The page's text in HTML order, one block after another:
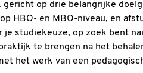
op drie belangrijke
HBO- en MBO-niveau, en
studiekeuze, op zoek bent
te brengen na het
het werk van een